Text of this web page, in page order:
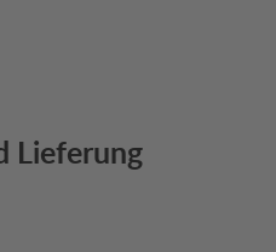
Lieferung